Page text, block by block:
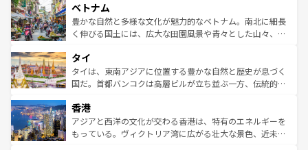
参照してほしい。
容にもいいと評判のスイーツなど、バラエティ豊かな料理
が味わえる。 なお、新着の台湾情報は コンテンツ一覧を参
照してほしい。
き、地方に足を延ばせば四季折々の自然美を楽しむことが
できる。そして、キムチや焼肉、絶品のストリートフード
まで、さまざまな韓国料理が待っている。夜には、韓国な
リティに包まれながら、韓国の多彩な魅力を心ゆくまで味
わってみてほしい。 なお、新着の韓国情報はコンテンツ一
覧を参照してほしい。
ベトナム
豊かな自然と多様な文化が魅力的なベトナム。南北に細長
く伸びる国土には、広大な田園風景や青々とした山々、世
急速な発展と共に伝統が息づく。ハノイの古い町並みやホ
ーチミン市のフランス統治時代の建物も、独特の雰囲気を
醸し出している。また、バラエティの豊かさとおいしさで
とつ。フォーやバインミー、ベトナムコーヒーなどは、ぜ
ひ現地で味わいたい。どの地域を訪れてもあたたかい人々
が旅行者を迎えてくれるので、きっと忘れられない旅にな
タイ
タイは、東南アジアに位置する豊かな自然と歴史が息づく
国だ。首都バンコクは高層ビルが立ち並ぶ一方、伝統的な
の活気が交差している。北部ではチェンマイなどの山岳地
帯で自然と触れ合い、南部ではプーケットやクラビの美し
いビーチでリゾート気分を楽しむことができる。タイ料理
香港
アジアと西洋の文化が交わる香港は、特有のエネルギーを
もっている。ヴィクトリア湾に広がる壮大な景色、近未来